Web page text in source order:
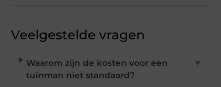
Veelgestelde vragen
Waarom zijn de kosten voor een
tuinman niet standaard?
▼